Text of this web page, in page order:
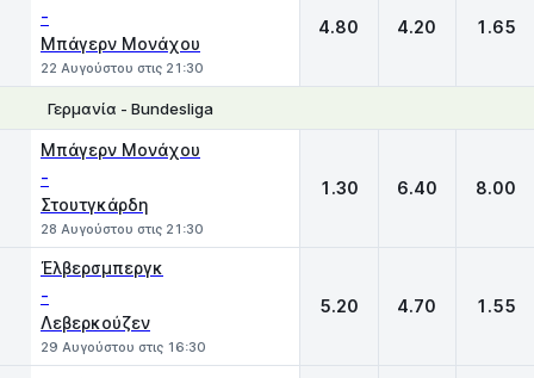
-
Μπάγερν Μονάχου
22 Αυγούστου στις 21:30
4.80 4.20 1.65
Γερμανία - Bundesliga
Μπάγερν Μονάχου
-
Στουτγκάρδη
28 Αυγούστου στις 21:30
1.30 6.40 8.00
Έλβερσμπεργκ
-
Λεβερκούζεν
29 Αυγούστου στις 16:30
5.20 4.70 1.55